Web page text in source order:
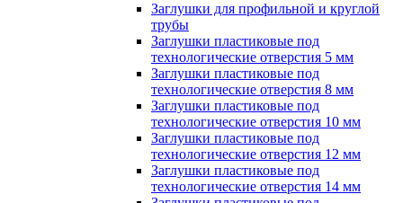
Заглушки для профильной и круглой
трубы
Заглушки пластиковые под
технологические отверстия 5 мм
Заглушки пластиковые под
технологические отверстия 8 мм
Заглушки пластиковые под
технологические отверстия 10 мм
Заглушки пластиковые под
технологические отверстия 12 мм
Заглушки пластиковые под
технологические отверстия 14 мм